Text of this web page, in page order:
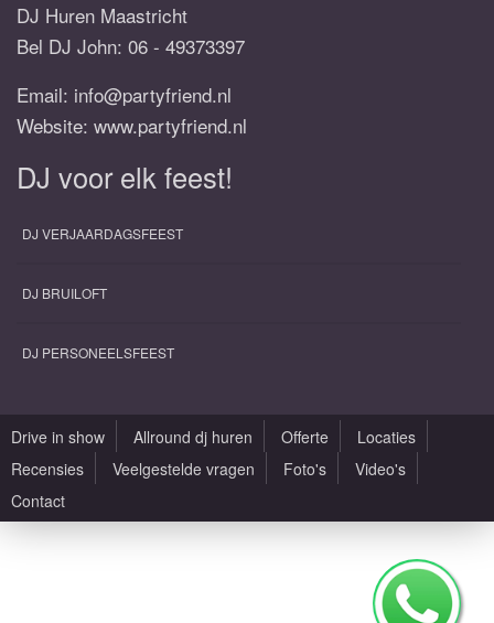
DJ Huren Maastricht
Bel DJ John: 06 - 49373397
Email: info@partyfriend.nl
Website: www.partyfriend.nl
DJ voor elk feest!
DJ VERJAARDAGSFEEST
DJ BRUILOFT
DJ PERSONEELSFEEST
Drive in show Allround dj huren Offerte
Locaties
Recensies
Veelgestelde vragen Foto's
Video's
Contact
Algemene voorwaarden
Zaallocaties |Design by